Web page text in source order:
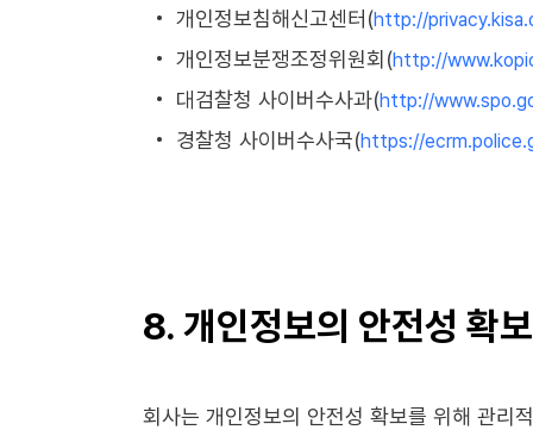
개인정보침해신고센터(http://
개인정보분쟁조정위원회(http://
대검찰청 사이버수사과(http://
경찰청 사이버수사국(https://
8. 개인정보의 안전성 확
회사는 개인정보의 안전성 확보를 위해 관리